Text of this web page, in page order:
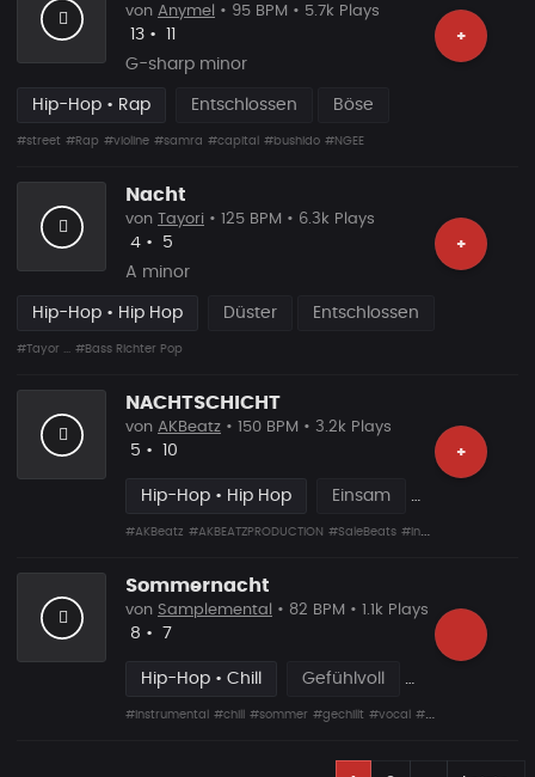
+
von Anymel • 95 BPM • 5.7k Plays
Likes
13 • Vorgeschlagen
G-sharp minor
Hip-Hop • Rap Entschlossen Böse
#street #Rap #violine #samra #capital #bushido #NGEE
Nacht
+
von Tayori • 125 BPM • 6.3k Plays
Likes
4 • Vorgeschlagen
5
A minor
Hip-Hop • Hip Hop Düster Entschlossen
#Tayor ... #Bass Richter Pop
NACHTSCHICHT
+
von AKBeatz • 150 BPM • 3.2k Plays
Likes
5 • Vorgeschlagen
10
Hip-Hop • Hip Hop Einsam
#AKBeatz #AKBEATZPRODUCTION #SaleBeats #Instrumental
Sommernacht
von Samplemental • 82 BPM • 1.1k Plays
Likes
8 • Vorgeschlagen
7
Hip-Hop • Chill Gefühlvoll
#Instrumental #chill #sommer #gechillt #vocal #sample